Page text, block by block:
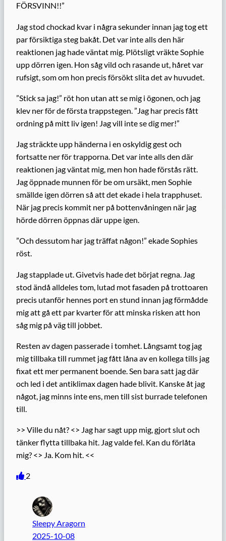
FÖRSVINN!!”
Jag stod chockad kvar i några sekunder innan jag tog ett
par försiktiga steg bakåt. Det var inte alls den här
reaktionen jag hade väntat mig. Plötsligt vräkte Sophie
upp dörren igen. Hon såg vild och rasande ut, håret var
rufsigt, som om hon precis försökt slita det av huvudet.
”Stick sa jag!” röt hon utan att se mig i ögonen, och jag
klev ner för de första trappstegen. ”Jag har precis fått
ordning på mitt liv igen! Jag vill inte se dig mer!”
Jag sträckte upp händerna i en oskyldig gest och
fortsatte ner för trapporna. Det var inte alls den där
reaktionen jag väntat mig, men hon hade förstås rätt.
Jag öppnade munnen för be om ursäkt, men Sophie
smällde igen dörren så att det ekade i hela trapphuset.
När jag precis kommit ner på bottenvåningen när jag
hörde dörren öppnas där uppe igen.
”Och dessutom har jag träffat någon!” ekade Sophies
röst.
Jag stapplade ut. Givetvis hade det börjat regna. Jag
stod ändå alldeles tom, lutad mot fasaden på trottoaren
precis utanför hennes port en stund innan jag förmådde
mig att gå ett par kvarter för att minska risken att hon
såg mig på väg till jobbet.
Resten av dagen passerade i tomhet. Långsamt tog jag
mig tillbaka till rummet jag fått låna av en kollega tills jag
fixat ett mer permanent boende. Sen bara satt jag där
och led i det antiklimax dagen hade blivit. Kanske åt jag
något, jag minns inte ens, men till sist burrade telefonen
till.
>> Ville du nåt? <> Jag har sagt upp mig, gjort slut och
tänker flytta tillbaka hit. Jag valde fel. Kan du förlåta
mig? <> Ja. Kom hit. <<
2
Sleepy Aragorn
2025-10-08